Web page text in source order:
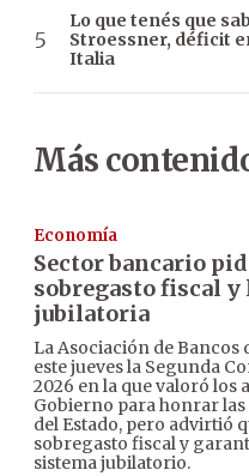
Lo que tenés que
Stroessner, déficit
Italia
Más
Economía
Sector bancario
sobregasto fiscal y
jubilatoria
La Asociación de
este jueves la Segunda
2026 en la que valoró los
Gobierno para honrar
del Estado, pero advirtió
sobregasto fiscal y
sistema jubilatorio.